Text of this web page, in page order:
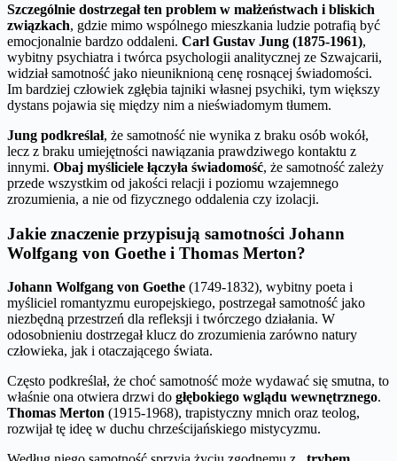
Szczególnie dostrzegał ten problem w małżeństwach i bliskich
związkach, gdzie mimo wspólnego mieszkania ludzie potrafią być
emocjonalnie bardzo oddaleni. Carl Gustav Jung (1875-1961),
wybitny psychiatra i twórca psychologii analitycznej ze Szwajcarii,
widział samotność jako nieuniknioną cenę rosnącej świadomości.
Im bardziej człowiek zgłębia tajniki własnej psychiki, tym większy
dystans pojawia się między nim a nieświadomym tłumem.
Jung podkreślał, że samotność nie wynika z braku osób wokół,
lecz z braku umiejętności nawiązania prawdziwego kontaktu z
innymi. Obaj myśliciele łączyła świadomość, że samotność zależy
przede wszystkim od jakości relacji i poziomu wzajemnego
zrozumienia, a nie od fizycznego oddalenia czy izolacji.
Jakie znaczenie przypisują samotności Johann
Wolfgang von Goethe i Thomas Merton?
Johann Wolfgang von Goethe (1749-1832), wybitny poeta i
myśliciel romantyzmu europejskiego, postrzegał samotność jako
niezbędną przestrzeń dla refleksji i twórczego działania. W
odosobnieniu dostrzegał klucz do zrozumienia zarówno natury
człowieka, jak i otaczającego świata.
Często podkreślał, że choć samotność może wydawać się smutna, to
właśnie ona otwiera drzwi do głębokiego wglądu wewnętrznego.
Thomas Merton (1915-1968), trapistyczny mnich oraz teolog,
rozwijał tę ideę w duchu chrześcijańskiego mistycyzmu.